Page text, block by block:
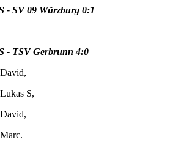
- SV 09 Würzburg 0:1
- TSV Gerbrunn 4:0
S,